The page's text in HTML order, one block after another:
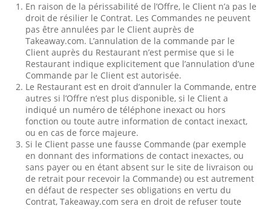
En raison de la périssabilité de l’Offre, le Client n’a pas le
droit de résilier le Contrat. Les Commandes ne peuvent
pas être annulées par le Client auprès de
Takeaway.com. L’annulation de la commande par le
Client auprès du Restaurant n’est permise que si le
Restaurant indique explicitement que l’annulation d’une
Commande par le Client est autorisée.
Le Restaurant est en droit d’annuler la Commande, entre
autres si l’Offre n’est plus disponible, si le Client a
indiqué un numéro de téléphone inexact ou hors
fonction ou toute autre information de contact inexact,
ou en cas de force majeure.
Si le Client passe une fausse Commande (par exemple
en donnant des informations de contact inexactes, ou
sans payer ou en étant absent sur le site de livraison ou
de retrait pour recevoir la Commande) ou est autrement
en défaut de respecter ses obligations en vertu du
Contrat, Takeaway.com sera en droit de refuser toute